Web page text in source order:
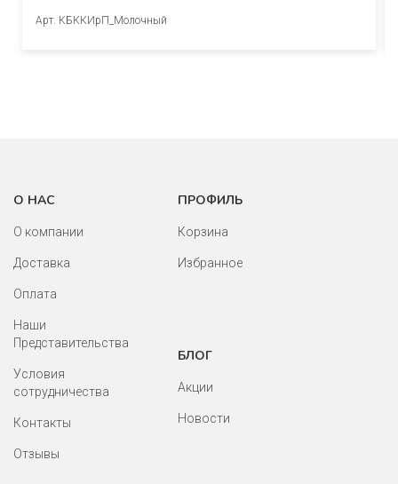
Арт. КБККИрП_Молочный
О НАС
О компании
Доставка
Оплата
Наши
Представительства
Условия
сотрудничества
Контакты
Отзывы
ПРОФИЛЬ
Корзина
Избранное
БЛОГ
Акции
Новости